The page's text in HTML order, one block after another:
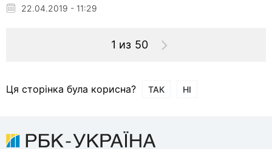
22.04.2019 - 11:29
1 из 50
Ця сторінка була корисна? ТАК НІ